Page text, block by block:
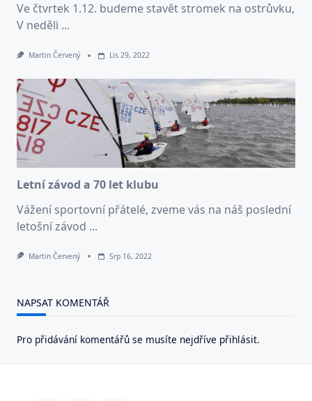
Ve čtvrtek 1.12. budeme stavět stromek na ostrůvku,
V neděli ...
Martin Červený Lis 29, 2022
Letní závod a 70 let klubu
Vážení sportovní přátelé, zveme vás na náš poslední
letošní závod ...
Martin Červený Srp 16, 2022
NAPSAT KOMENTÁŘ
Pro přidávání komentářů se musíte nejdříve přihlásit.